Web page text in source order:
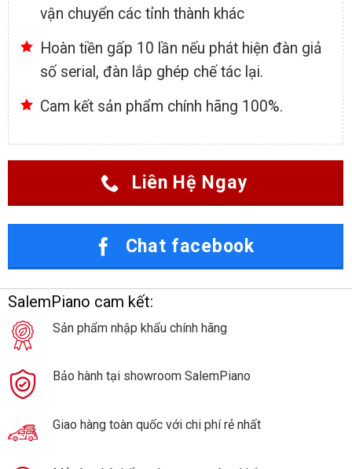
vận chuyển các tỉnh thành khác
Hoàn tiền gấp 10 lần nếu phát hiện đàn giả
số serial, đàn lắp ghép chế tác lại.
Cam kết sản phẩm chính hãng 100%.
Liên Hệ Ngay
Chat facebook
SalemPiano cam kết:
Sản phẩm nhập khẩu chính hãng
Bảo hành tại showroom SalemPiano
Giao hàng toàn quốc với chi phí rẻ nhất